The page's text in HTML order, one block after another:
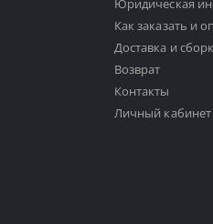
Юридическая
Как заказать и
Доставка и
Возврат
Контакты
Личный кабинет